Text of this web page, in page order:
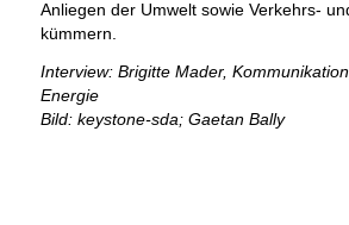
Anliegen der Umwelt sowie Verkehrs-
kümmern.
Interview: Brigitte Mader,
Energie
Bild: keystone-sda; Gaetan Bally